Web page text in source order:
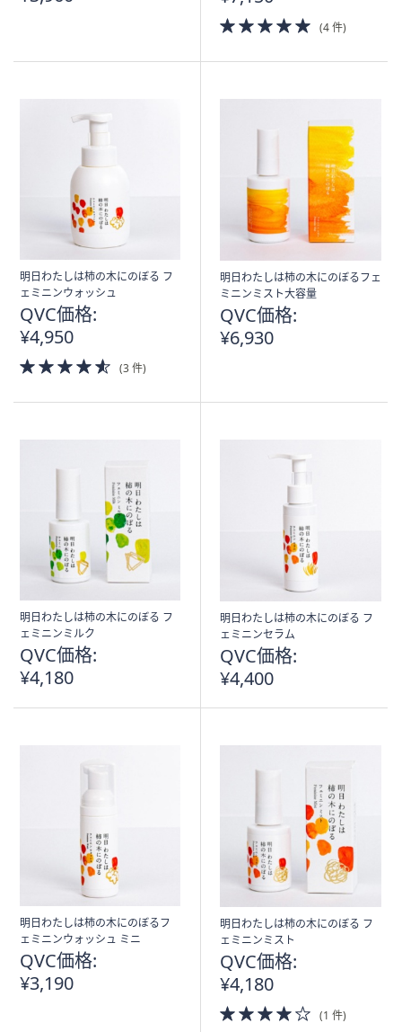
5.0
of
(4 件)
明日わたしは柿の木にのぼる フ
ェミニンウォッシュ
QVC価格:
¥4,950
4.5
of
(3 件)
明日わたしは柿の木にのぼるフェ
ミニンミスト大容量
QVC価格:
¥6,930
明日わたしは柿の木にのぼる フ
ェミニンミルク
QVC価格:
¥4,180
明日わたしは柿の木にのぼる フ
ェミニンセラム
QVC価格:
¥4,400
明日わたしは柿の木にのぼるフ
ェミニンウォッシュ ミニ
QVC価格:
¥3,190
明日わたしは柿の木にのぼる フ
ェミニンミスト
QVC価格:
¥4,180
4.0
of
(1 件)